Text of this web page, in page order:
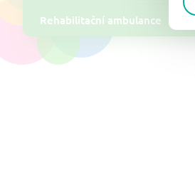
Rehabilitační ambulance